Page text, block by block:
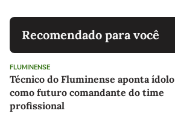
Recomendado para você
FLUMINENSE
Técnico do Fluminense aponta ídolo
como futuro comandante do time
profissional